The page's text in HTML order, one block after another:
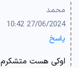
محمد
27/06/2024 10:42
پاسخ
اوکی هست متشکرم